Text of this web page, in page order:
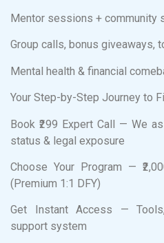
Mentor sessions + community
Group calls, bonus giveaways,
Mental health & financial
Your Step-by-Step Journey to
Book ₹299 Expert Call — We
status & legal exposure
Choose Your Program —
(Premium 1:1 DFY)
Get Instant Access —
support system